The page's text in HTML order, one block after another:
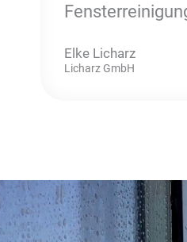
Elke Licharz
Licharz GmbH